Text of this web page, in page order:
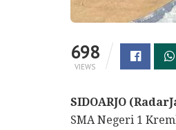
698
VIEWS
SIDOARJO
SMA Negeri 1